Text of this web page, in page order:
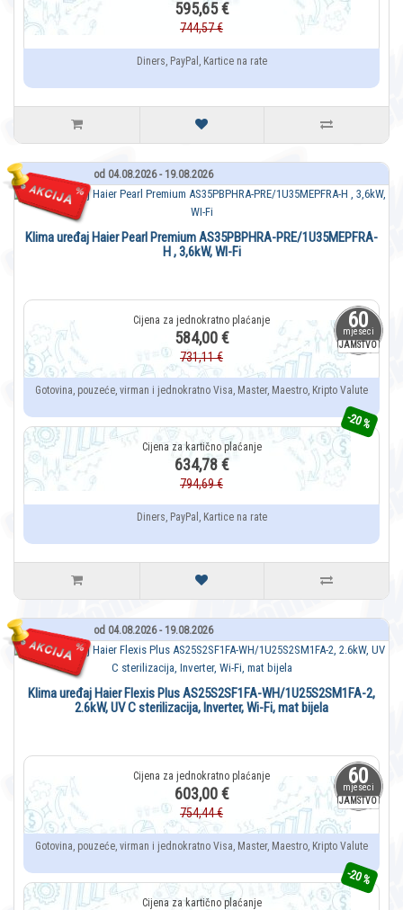
595,65 €
744,57 €
Diners, PayPal, Kartice na rate
od 04.08.2026 - 19.08.2026
60
mjeseci
JAMSTVO
Klima uređaj Haier Pearl Premium AS35PBPHRA-PRE/1U35MEPFRA-
H , 3,6kW, WI-Fi
584,00 €
731,11 €
Gotovina, pouzeće, virman i jednokratno Visa, Master, Maestro, Kripto Valute
-20 %
634,78 €
794,69 €
Diners, PayPal, Kartice na rate
od 04.08.2026 - 19.08.2026
60
mjeseci
JAMSTVO
Klima uređaj Haier Flexis Plus AS25S2SF1FA-WH/1U25S2SM1FA-2,
2.6kW, UV C sterilizacija, Inverter, Wi-Fi, mat bijela
603,00 €
754,44 €
Gotovina, pouzeće, virman i jednokratno Visa, Master, Maestro, Kripto Valute
-20 %